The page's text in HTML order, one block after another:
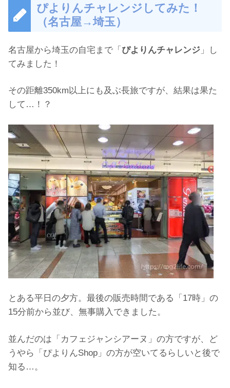
ぴよりんチャレンジしてみた！
（名古屋→埼玉）
名古屋から埼玉の自宅まで「 ぴよりんチャレンジ 」し
てみました！
その距離350km以上にも及ぶ長旅ですが、結果は果た
して…！？
とある平日の夕方。最後の販売時間である「17時」の
15分前から並び、無事購入できました。
並んだのは「カフェジャンシアーヌ」の方ですが、ど
うやら「ぴよりんShop」の方が空いてるらしいと後で
知る…。